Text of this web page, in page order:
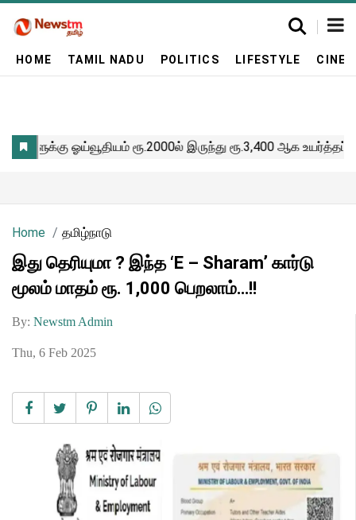
HOME TAMIL NADU POLITICS LIFESTYLE
Home தமிழ்நாடு
இது தெரியுமா ? இந்த ‘E – Sharam’ கார்டு
மூலம் மாதம் ரூ. 1,000 பெறலாம்…!!
By: Newstm Admin
Thu, 6 Feb 2025